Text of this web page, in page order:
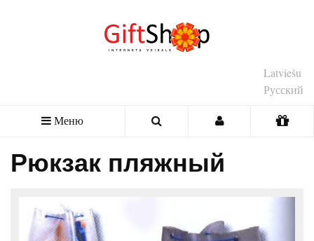
Latviešu
Русский
Меню
Рюкзак пляжный